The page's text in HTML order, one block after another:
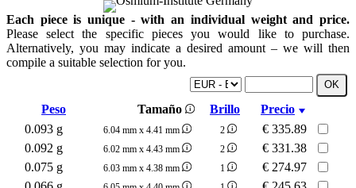
Each piece is unique - with an individual weight and price.
Please select the specific pieces you would like to purchase.
Alternatively, you may indicate a desired amount – we will then
compile a suitable selection for you.
Peso Tamaño Brillo
Precio
0.093 g
6.04 mm x 4.41 mm 2 € 335.89
0.092 g
6.02 mm x 4.43 mm 2 € 331.38
0.075 g
6.03 mm x 4.38 mm 1 € 274.97